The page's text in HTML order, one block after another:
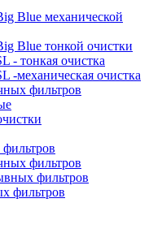
Blue механической
Blue тонкой очистки
- тонкая очистка
-механическая очистка
фильтров
фильтров
фильтров
фильтров